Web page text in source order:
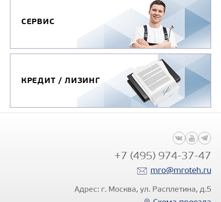
СЕРВИС
КРЕДИТ / ЛИЗИНГ
+7 (495) 974-37-47
mro@mroteh.ru
Адрес: г. Москва, ул. Расплетина, д.5